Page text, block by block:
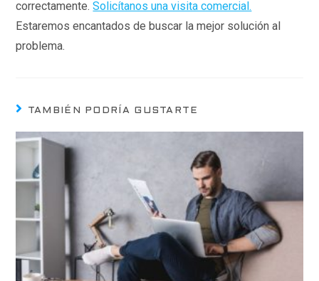
correctamente.Solicítanos una visita comercial.
Estaremos encantados de buscar la mejor solución al
problema.
TAMBIÉN PODRÍA GUSTARTE